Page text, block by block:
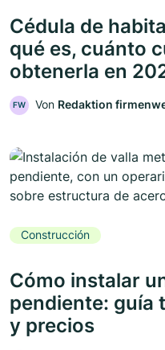
Cédula de
qué es, cuánto
obtenerla en
FW Von Redaktion
Construcción
Cómo instalar
pendiente: guía
y precios